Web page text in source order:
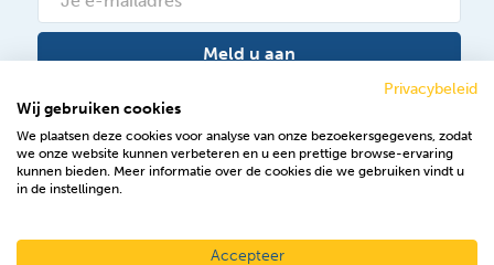
Meld u aan
Volg ons op Facebook
Privacybeleid
Wij gebruiken cookies
We plaatsen deze cookies voor analyse van onze bezoekersgegevens, zodat
we onze website kunnen verbeteren en u een prettige browse-ervaring
kunnen bieden. Meer informatie over de cookies die we gebruiken vindt u
in de instellingen.
Accepteer